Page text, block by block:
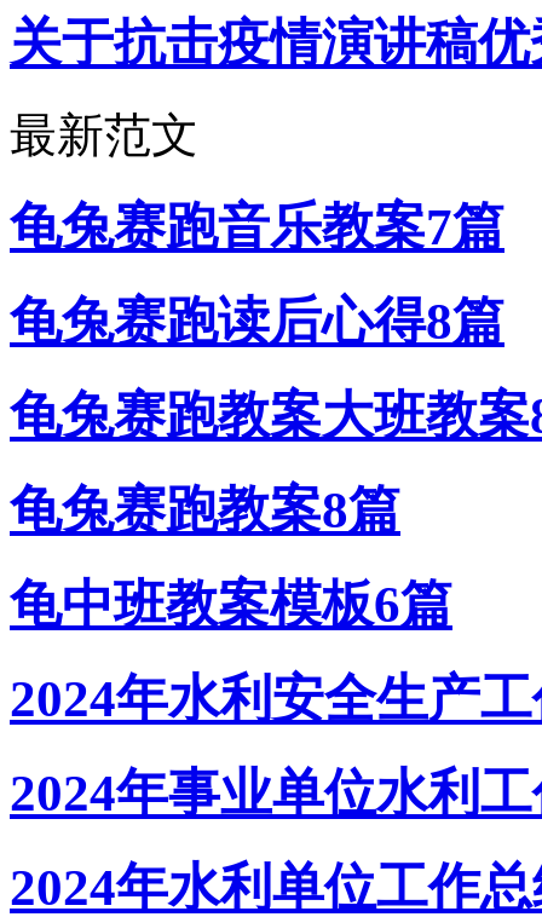
关于抗击疫情演讲稿
最新范文
龟兔赛跑音乐教案7篇
龟兔赛跑读后心得8篇
龟兔赛跑教案大班教案
龟兔赛跑教案8篇
龟中班教案模板6篇
2024年水利安全生产
2024年事业单位水利
2024年水利单位工作